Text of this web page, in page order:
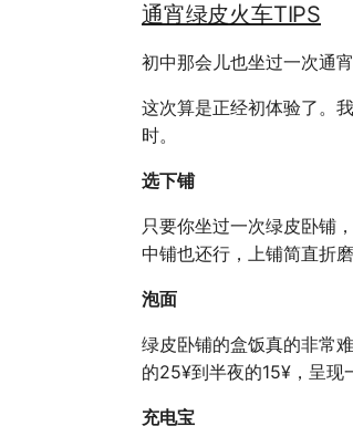
通宵绿皮火车TIPS
初中那会儿也坐过一次通
这次算是正经初体验了。
时。
选下铺
只要你坐过一次绿皮卧铺
中铺也还行，上铺简直折
泡面
绿皮卧铺的盒饭真的非常
的25¥到半夜的15¥，呈现
充电宝